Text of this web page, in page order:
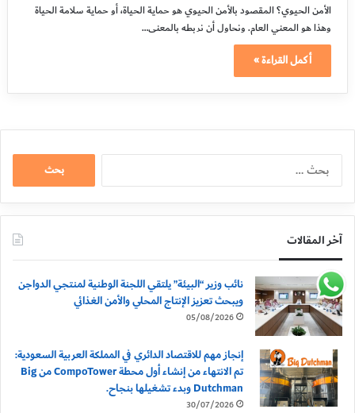
الأمن الحيوي؟ المقصود بالأمن الحيوي هو حماية الحياة، أو حماية سلامة الحياة
وهذا هو المعني العام. ونحاول أن نربطه بالمعنى…
أكمل القراءة »
البحث
آخر المقالات
نائب وزير “البيئة” يلتقي اللجنة الوطنية لمنتجي الدواجن
ويبحث تعزيز الإنتاج المحلي والأمن الغذائي
05/08/2026
إنجاز مهم للاقتصاد الدائري في المملكة العربية السعودية:
تم الانتهاء من إنشاء أول محطة CompoTower من Big
Dutchman وبدء تشغيلها بنجاح.
30/07/2026